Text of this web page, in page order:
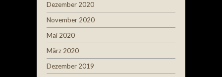
Dezember 2020
November 2020
Mai 2020
März 2020
Dezember 2019